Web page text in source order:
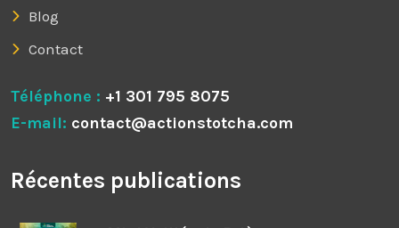
Blog
Contact
Téléphone : +1 301 795 8075
E-mail: contact@actionstotcha.com
Récentes publications